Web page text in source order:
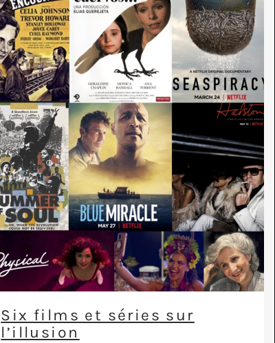
Six films et séries sur
l’illusion